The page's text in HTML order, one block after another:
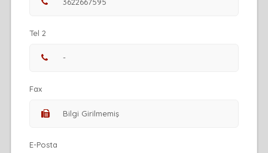
Tel 2
Fax
E-Posta